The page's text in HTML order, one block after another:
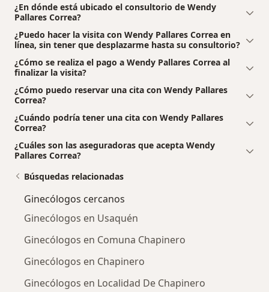
¿En dónde está ubicado el consultorio de Wendy
Pallares Correa?
¿Puedo hacer la visita con Wendy Pallares Correa en
línea, sin tener que desplazarme hasta su consultorio?
¿Cómo se realiza el pago a Wendy Pallares Correa al
finalizar la visita?
¿Cómo puedo reservar una cita con Wendy Pallares
Correa?
¿Cuándo podría tener una cita con Wendy Pallares
Correa?
¿Cuáles son las aseguradoras que acepta Wendy
Pallares Correa?
Búsquedas relacionadas
Ginecólogos cercanos
Ginecólogos en Usaquén
Ginecólogos en Comuna Chapinero
Ginecólogos en Chapinero
Ginecólogos en Localidad De Chapinero